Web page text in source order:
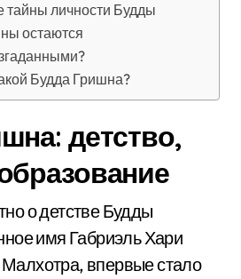
тайны личности Будды
остаются
Будда Гришна?
детство,
о детстве Будды
имя Габриэль Хари
впервые стало